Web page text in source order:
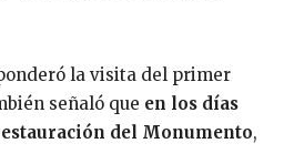
la visita del primer
señaló que en los días
del Monumento,